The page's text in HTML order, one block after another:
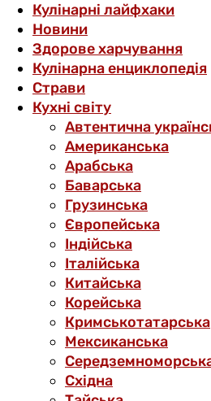
Кулінарні лайфхаки
Новини
Здорове харчування
Кулінарна енциклопедія
Страви
Кухні світу
Автентична
Американська
Арабська
Баварська
Грузинська
Європейська
Індійська
Італійська
Китайська
Корейська
Кримськотатарська
Мексиканська
Східна